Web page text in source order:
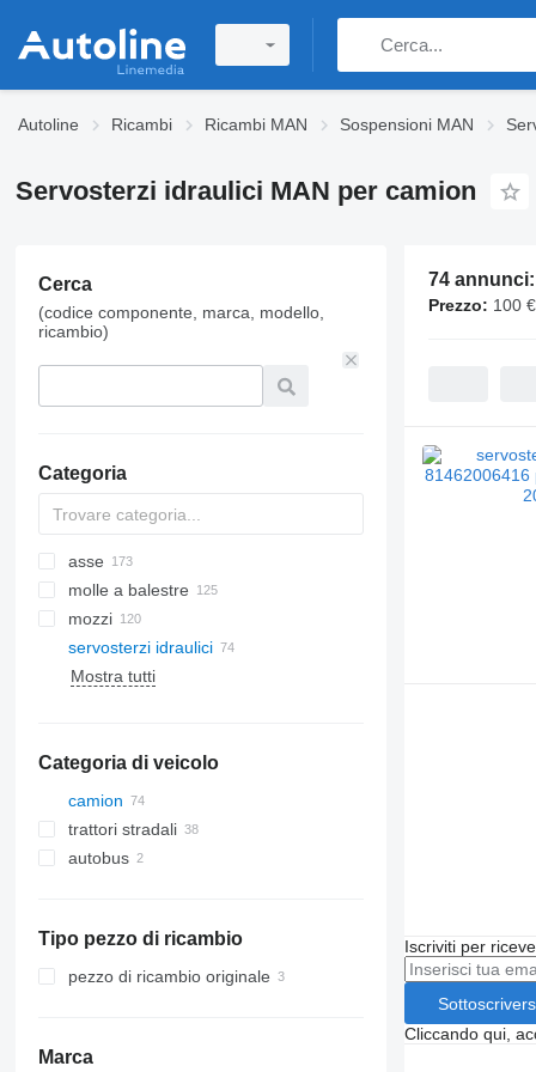
Autoline Ricambi Ricambi MAN Sospensioni MAN
Servosterzi idraulici MAN per camion
Cerca
(codice componente, marca, modello,
ricambio)
Categoria
asse
molle a balestre
mozzi
servosterzi idraulici
Mostra tutti
Categoria di veicolo
camion
trattori stradali
autobus
Tipo pezzo di ricambio
pezzo di ricambio originale
Marca
74 annunci:
Prezzo: 100
Iscriviti per
Cliccando qui,